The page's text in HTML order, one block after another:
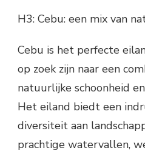
H3: Cebu: een mix van
Cebu is het perfecte
op zoek zijn naar een
natuurlijke schoonheid
Het eiland biedt een
diversiteit aan
prachtige watervallen,